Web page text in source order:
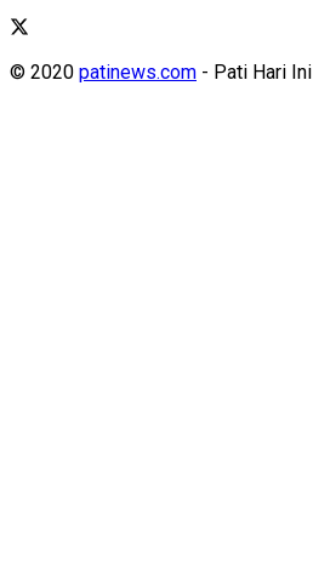
© 2020 patinews.com - Pati Hari Ini